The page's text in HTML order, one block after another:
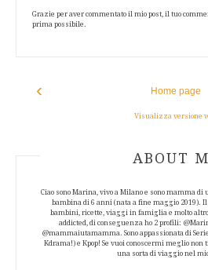
Grazie per aver commentato il mio post, il tuo
prima possibile.
‹ Home page
Visualizza versione
ABOUT
ABOUT
Ciao sono Marina, vivo a Milano e sono mamma
bambina di 6 anni (nata a fine maggio 2019).
bambini, ricette, viaggi in famiglia e molto
addicted, di conseguenza ho 2 profili:
@mammaiutamamma. Sono appassionata di
Kdrama!) e Kpop! Se vuoi conoscermi meglio non
una sorta di viaggio nel